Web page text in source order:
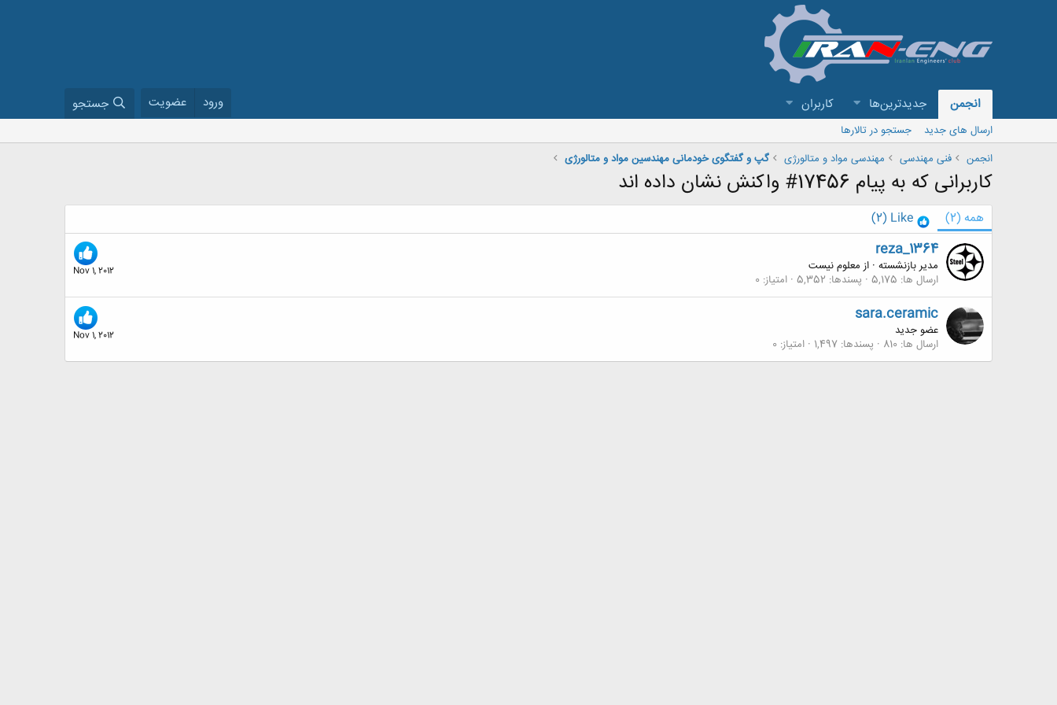
انجمن جدیدترین‌ها کاربران ورود عضویت جستجو
ارسال های جدید
جستجو در تالارها
انجمن
فنی مهندسی مهندسی مواد و متالورژی گپ و گفتگوی خودمانی مهندسین مواد و متالورژی
کاربرانی که به پیام 17456# واکنش نشان داده اند
همه (2)
Like
(2)
Nov 1, 2012
reza_1364
مدیر بازنشسته · از معلوم نیست
ارسال ها 5,175 پسندها 5,352 امتیاز 0
Nov 1, 2012
sara.ceramic
عضو جدید
ارسال ها 810 پسندها 1,497 امتیاز 0